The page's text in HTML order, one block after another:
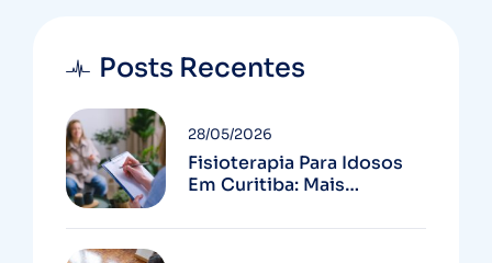
Posts Recentes
Fisioterapia Para Idosos
Em Curitiba: Mais
Quedas
28/05/2026